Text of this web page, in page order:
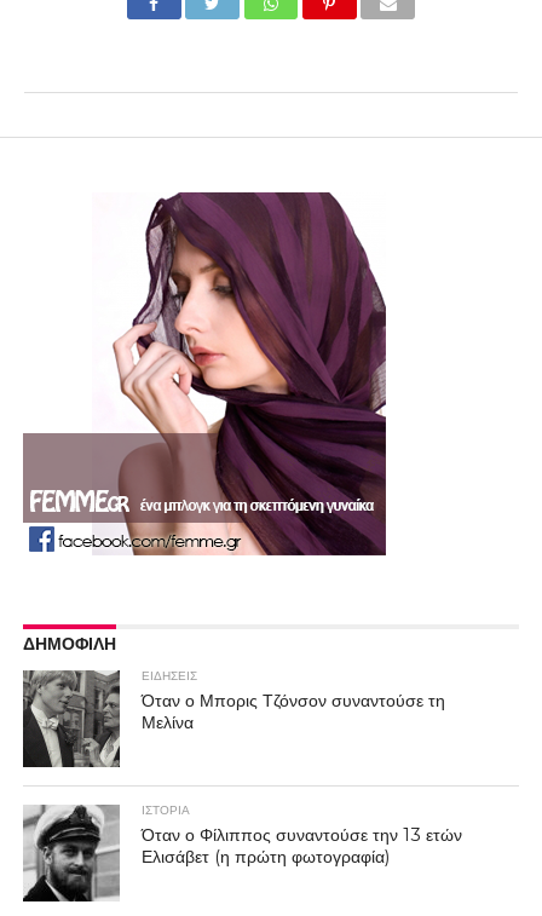
ΔΗΜΟΦΙΛΗ
ΕΙΔΗΣΕΙΣ
Όταν ο Μπορις Τζόνσον συναντούσε τη
Μελίνα
ΙΣΤΟΡΙΑ
Όταν ο Φίλιππος συναντούσε την 13 ετών
Ελισάβετ (η πρώτη φωτογραφία)